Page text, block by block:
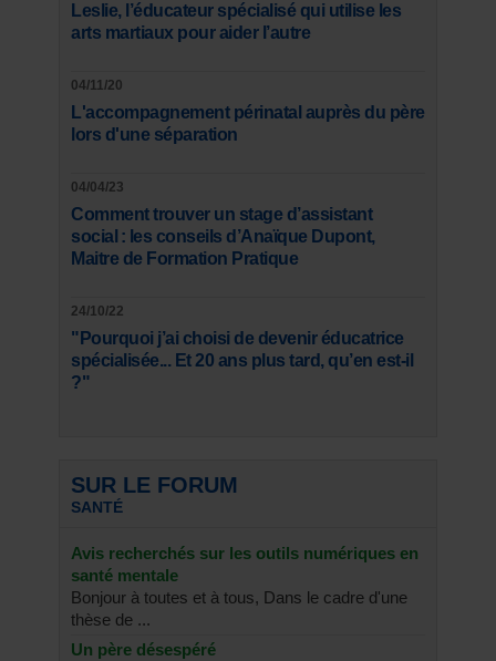
Leslie, l’éducateur spécialisé qui utilise les
arts martiaux pour aider l’autre
04/11/20
L'accompagnement périnatal auprès du père
lors d'une séparation
04/04/23
Comment trouver un stage d’assistant
social : les conseils d’Anaïque Dupont,
Maitre de Formation Pratique
24/10/22
"Pourquoi j’ai choisi de devenir éducatrice
spécialisée... Et 20 ans plus tard, qu’en est-il
?"
SUR LE FORUM
SANTÉ
Avis recherchés sur les outils numériques en
santé mentale
Bonjour à toutes et à tous, Dans le cadre d'une
thèse de ...
Un père désespéré